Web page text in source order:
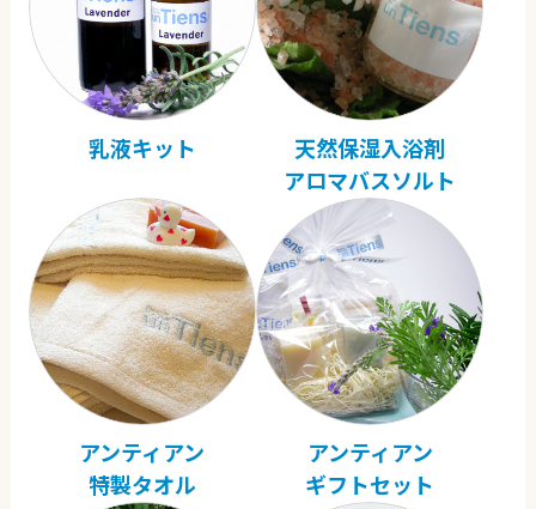
乳液キット
天然保湿入浴剤
アロマバスソルト
アンティアン
特製タオル
アンティアン
ギフトセット